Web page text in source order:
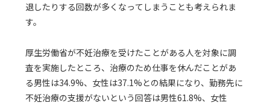
退したりする回数が多くなってしまうことも考えられま
す。
厚生労働省が不妊治療を受けたことがある人を対象に調
査を実施したところ、治療のため仕事を休んだことがあ
る男性は34.9%、女性は37.1%との結果になり、勤務先に
不妊治療の支援がないという回答は男性61.8%、女性